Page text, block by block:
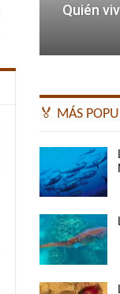
Quién
🏅 MÁS